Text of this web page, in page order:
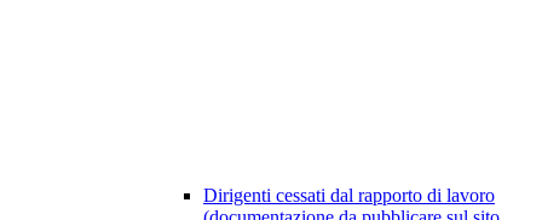
Dirigenti cessati dal rapporto di lavoro